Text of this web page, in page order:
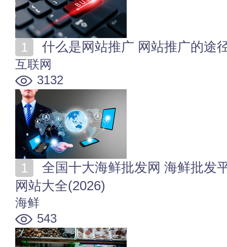
什么是网站推广 网站推广的途
互联网
3132
网站大全(2026)
海鲜
543